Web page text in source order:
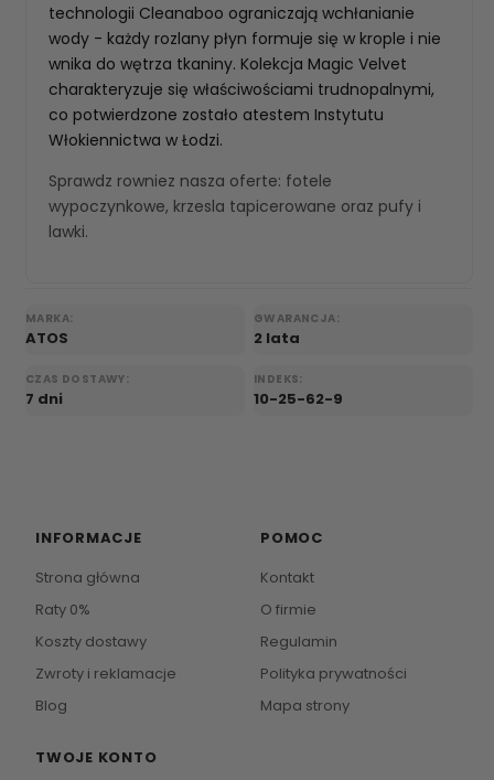
technologii Cleanaboo ograniczają wchłanianie
wody - każdy rozlany płyn formuje się w krople i nie
wnika do wętrza tkaniny. Kolekcja Magic Velvet
charakteryzuje się właściwościami trudnopalnymi,
co potwierdzone zostało atestem Instytutu
Włokiennictwa w Łodzi.
Sprawdz rowniez nasza oferte: fotele
wypoczynkowe, krzesla tapicerowane oraz pufy i
lawki.
MARKA:
ATOS
GWARANCJA:
2 lata
CZAS DOSTAWY:
7 dni
INDEKS:
10-25-62-9
INFORMACJE
Strona główna
Raty 0%
Koszty dostawy
Zwroty i reklamacje
Blog
POMOC
Kontakt
O firmie
Regulamin
Polityka prywatności
Mapa strony
TWOJE KONTO